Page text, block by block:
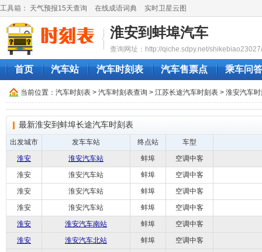
工具箱： 天气预报15天查询 在线成语词典 实时卫星云图
淮安到蚌埠汽车
查询网址：http://qiche.sdpy.net/shikebiao23027/
首页 汽车站 汽车时刻表 汽车售票点 乘车问答
当前位置： 汽车时刻表 > 汽车时刻表查询 > 江苏长途汽车时刻表 > 淮安汽车
最新淮安到蚌埠长途汽车时刻表
出发城市 发车车站 终点站
车型
淮安
淮安汽车站 蚌埠
空调中客
淮安
淮安汽车站 蚌埠
空调中客
淮安
淮安汽车站 蚌埠
空调中客
淮安
淮安汽车站 蚌埠
空调中客
淮安
淮安汽车南站 蚌埠
空调中客
淮安
淮安汽车北站 蚌埠
空调中客